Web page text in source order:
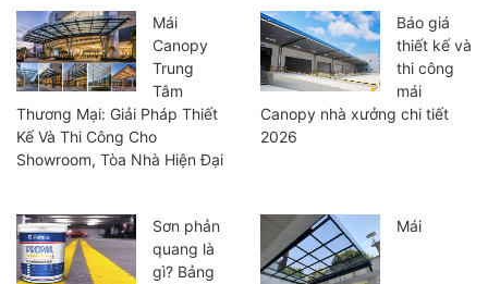
Mái
Canopy
Trung
Tâm
Thương Mại: Giải Pháp Thiết
Kế Và Thi Công Cho
Showroom, Tòa Nhà Hiện Đại
Báo giá
thiết kế và
thi công
mái
Canopy nhà xưởng chi tiết
2026
Sơn phản
quang là
gì? Bảng
Mái